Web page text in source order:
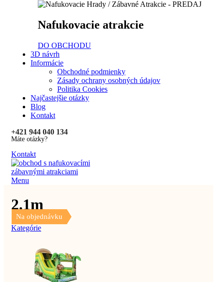
Nafukovacie atrakcie
DO OBCHODU
3D návrh
Informácie
Obchodné podmienky
Zásady ochrany osobných údajov
Politika Cookies
Najčastejšie otázky
Blog
Kontakt
+421 944 040 134
Máte otázky?
Kontakt
Menu
2.1m
Kategórie
Na objednávku